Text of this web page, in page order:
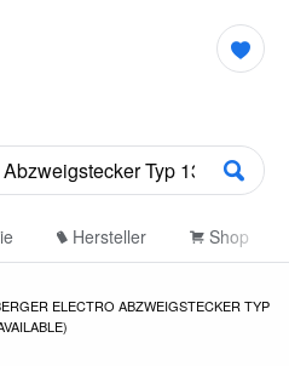
Hersteller Shop
ELECTRO ABZWEIGSTECKER TYP